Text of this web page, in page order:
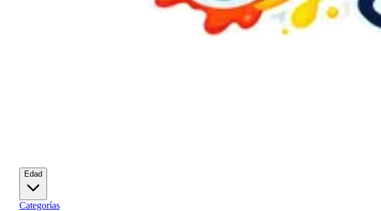
Edad
Categorías